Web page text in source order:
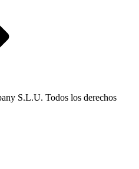
S.L.U. Todos los derechos